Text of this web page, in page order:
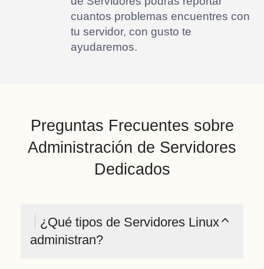
cuantos problemas encuentres con
tu servidor, con gusto te
ayudaremos.
Preguntas Frecuentes sobre
Administración de Servidores
Dedicados
¿Qué tipos de Servidores Linux
administran?